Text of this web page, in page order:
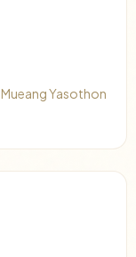
Mueang Yasothon